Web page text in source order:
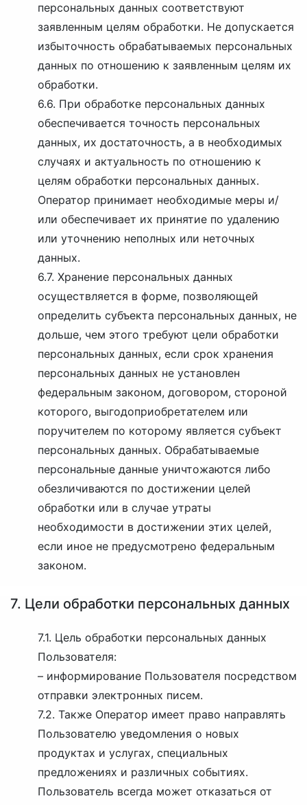
персональных данных соответствуют
заявленным целям обработки. Не допускается
избыточность обрабатываемых персональных
данных по отношению к заявленным целям их
обработки.
6.6. При обработке персональных данных
обеспечивается точность персональных
данных, их достаточность, а в необходимых
случаях и актуальность по отношению к
целям обработки персональных данных.
Оператор принимает необходимые меры и/
или обеспечивает их принятие по удалению
или уточнению неполных или неточных
данных.
6.7. Хранение персональных данных
осуществляется в форме, позволяющей
определить субъекта персональных данных, не
дольше, чем этого требуют цели обработки
персональных данных, если срок хранения
персональных данных не установлен
федеральным законом, договором, стороной
которого, выгодоприобретателем или
поручителем по которому является субъект
персональных данных. Обрабатываемые
персональные данные уничтожаются либо
обезличиваются по достижении целей
обработки или в случае утраты
необходимости в достижении этих целей,
если иное не предусмотрено федеральным
законом.
7. Цели обработки персональных данных
7.1. Цель обработки персональных данных
Пользователя:
– информирование Пользователя посредством
отправки электронных писем.
7.2. Также Оператор имеет право направлять
Пользователю уведомления о новых
продуктах и услугах, специальных
предложениях и различных событиях.
Пользователь всегда может отказаться от